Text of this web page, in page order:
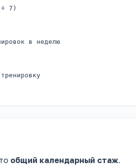
÷ 7)
в неделю
общий календарный стаж.